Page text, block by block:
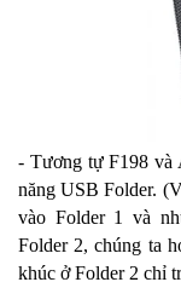
- Tương tự F198 và
năng USB Folder.
vào Folder 1 và
Folder 2, chúng ta
khúc ở Folder 2 chỉ